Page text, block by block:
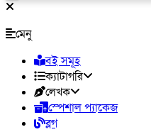
মেনু
বই সমূহ
ক্যাটাগরি
লেখক
স্পেশাল প্যাকেজ
ব্লগ